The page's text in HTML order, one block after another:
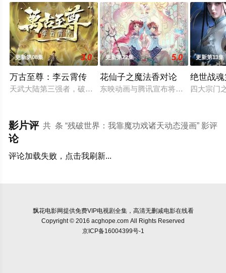
更新第08集 3.0
万古至尊：李云霄传
天武大陆第三强者，破军武帝古飞扬被世界规则所限，修为困
更新第22集 5.0
花仙子之魔法香对论
东映动画与腾讯宣布将联手打造『花
更新第13集
绝世战
四大宗门
共 条 “残破世界：我靠魔功戏诸天动态漫画” 影评
影片评
论
评论加载失败，点击我刷新...
飘花电影网提供免费VIP电视剧全集，高清无删减电影在线看
Copyright © 2016 acghope.com All Rights Reserved
京ICP备16004399号-1